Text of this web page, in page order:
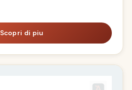
Scopri di piu